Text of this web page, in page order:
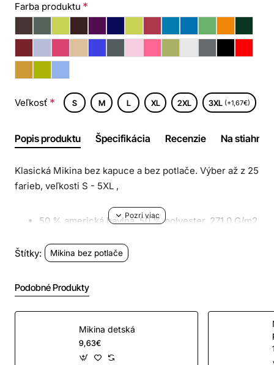
Farba produktu
Veľkosť S M L XL 2XL 3XL (+1,67€)
Popis produktu Špecifikácia Recenzie Na
Klasická Mikina bez kapuce a bez potlače. Výber až z 25
farieb, veľkosti S - 5XL ,
50 % americká bavlna, 50 % polyester, 271,0 G/m2
Heavy Blend má útulné, kartáčované vnútro a
1 x 1 rebrovanie so spandexom pre lepšiu
elasticitu a regeneráciu
Klasický strih, bezšvové telo
Odolný odtŕhací štítok; prechod na recyklovaný
Bezpečnostná zelená je v súlade s normou
Štítky: Mikina bez potlače
Podobné Produkty
Mikina detská
9,63€